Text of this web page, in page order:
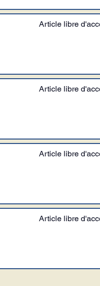
Article libre
Article libre
Article libre
Article libre